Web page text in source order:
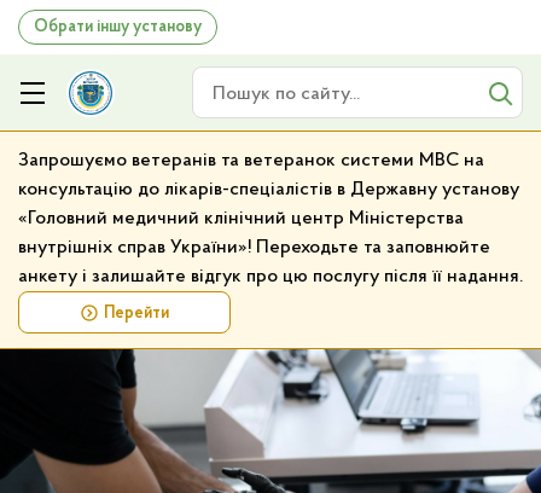
Обрати іншу установу
Запрошуємо ветеранів та ветеранок системи МВС на
консультацію до лікарів-спеціалістів в Державну установу
«Головний медичний клінічний центр Міністерства
внутрішніх справ України»! Переходьте та заповнюйте
анкету і залишайте відгук про цю послугу після її надання.
Перейти